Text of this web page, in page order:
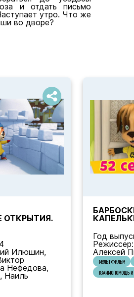
и отдать письмо
утро. Что же
во дворе?
ОТКРЫТИЯ.
Илюшин,
Нефедова,
Наиль
Год
Алексей
МУЛЬТФИЛЬМ
ВЗАИМОПОМОЩЬ И